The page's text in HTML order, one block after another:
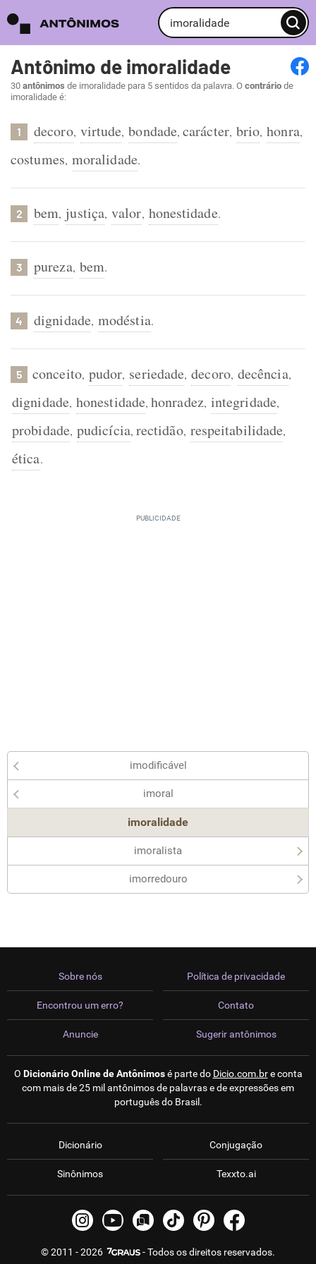
Antônimo de imoralidade
30 antônimos de imoralidade para 5 sentidos da palavra. O contrário de
imoralidade é:
1 decoro, virtude, bondade,carácter, brio, honra,
costumes, moralidade.
2 bem, justiça, valor, honestidade.
3 pureza, bem.
4 dignidade, modéstia.
5 conceito, pudor, seriedade, decoro, decência,
dignidade, honestidade,honradez, integridade,
probidade, pudicícia, rectidão, respeitabilidade,
ética.
imodificável
imoral
imoralidade
imoralista
imorredouro
Sobre nós
Encontrou um erro?
Anuncie
Política de privacidade
Contato
Sugerir antônimos
O Dicionário Online de Antônimosé parte do Dicio.com.bre conta
com mais de 25 mil antônimos de palavras e de expressões em
português do Brasil.
Dicionário
Sinônimos
Conjugação
Texxto.ai
© 2011 - 2026 - Todos os direitos reservados.